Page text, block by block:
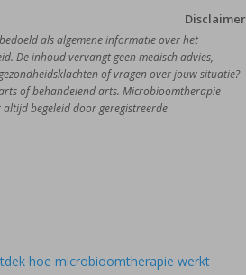
Disclaimer
als algemene informatie over het
De inhoud vervangt geen medisch advies,
of vragen over jouw situatie?
of behandelend arts. Microbioomtherapie
begeleid door geregistreerde
hoe microbioomtherapie werkt